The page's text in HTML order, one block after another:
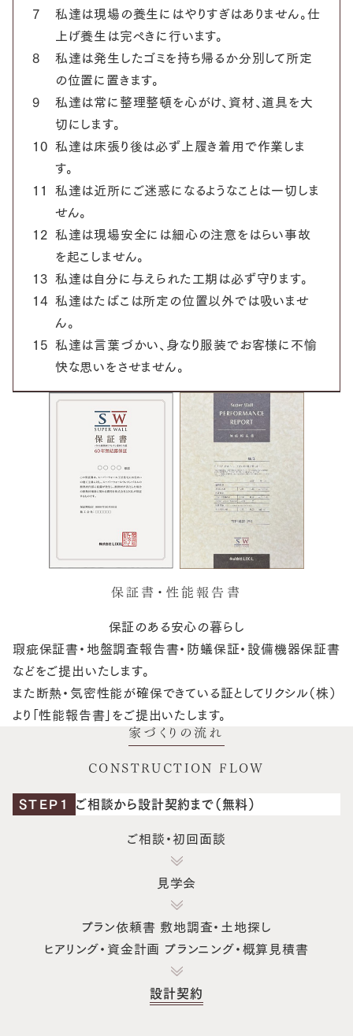
7
私達は現場の養生にはやりすぎはありません。仕
上げ養生は完ぺきに行います。
8
私達は発生したゴミを持ち帰るか分別して所定
の位置に置きます。
9
私達は常に整理整頓を心がけ、資材、道具を大
切にします。
10
私達は床張り後は必ず上履き着用で作業しま
す。
11
私達は近所にご迷惑になるようなことは一切しま
せん。
12
私達は現場安全には細心の注意をはらい事故
を起こしません。
13
私達は自分に与えられた工期は必ず守ります。
14
私達はたばこは所定の位置以外では吸いませ
ん。
15
私達は言葉づかい、身なり服装でお客様に不愉
快な思いをさせません。
保証書・性能報告書
保証のある安心の暮らし
瑕疵保証書・地盤調査報告書・防蟻保証・設備機器保証書
などをご提出いたします。
また断熱・気密性能が確保できている証としてリクシル（株）
より「性能報告書」をご提出いたします。
家づくりの流れ
CONSTRUCTION FLOW
STEP1 ご相談から設計契約まで（無料）
ご相談・初回面談
見学会
プラン依頼書 敷地調査・土地探し
ヒアリング・資金計画 プランニング・概算見積書
設計契約